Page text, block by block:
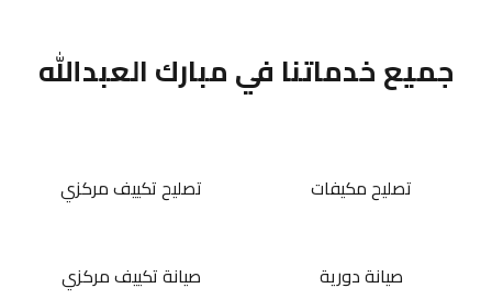
جميع خدماتنا في مبارك العبدالله
تصليح مكيفات تصليح تكييف مركزي
صيانة دورية صيانة تكييف مركزي